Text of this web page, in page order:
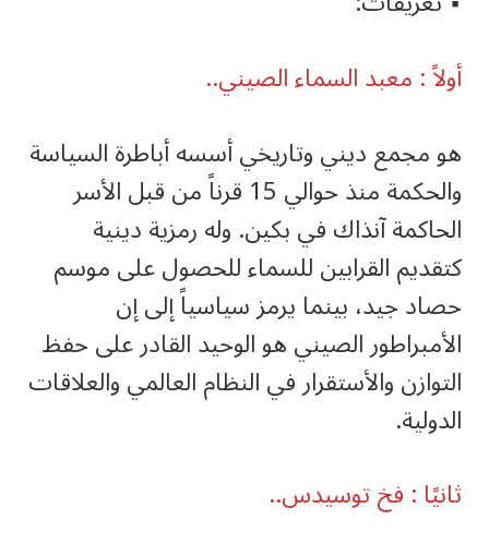
أولاً : معبد السماء الصيني..
هو مجمع ديني وتاريخي أسسه أباطرة السياسة
والحكمة منذ حوالي 15 قرناً من قبل الأسر
الحاكمة آنذاك في بكين. وله رمزية دينية
كتقديم القرابين للسماء للحصول على موسم
حصاد جيد، بينما يرمز سياسياً إلى إن
الأمبراطور الصيني هو الوحيد القادر على حفظ
التوازن والأستقرار في النظام العالمي والعلاقات
الدولية.
ثانيًا : فخ توسيدس..